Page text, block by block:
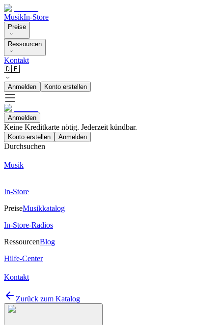
MusikIn-Store
Preise
Ressourcen
Kontakt
🇩🇪
Anmelden Konto erstellen
Anmelden
Keine Kreditkarte nötig. Jederzeit kündbar.
Konto erstellen Anmelden
Durchsuchen
Musik
In-Store
PreiseMusikkatalog
In-Store-Radios
RessourcenBlog
Hilfe-Center
Kontakt
Zurück zum Katalog